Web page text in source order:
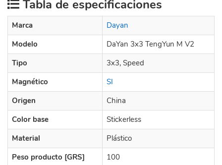
Tabla de especificaciones
Marca
Dayan
Modelo
DaYan 3x3 TengYun M V2
Tipo
3x3, Speed
Magnético
SI
Origen
China
Color base
Stickerless
Material
Plástico
Peso producto [GRS]
100